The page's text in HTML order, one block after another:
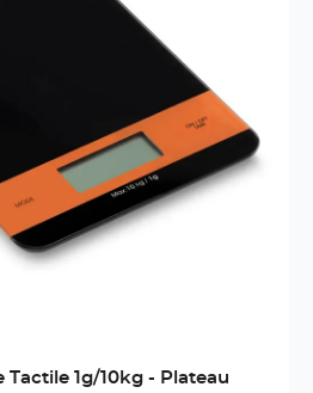
Tactile 1g/10kg - Plateau